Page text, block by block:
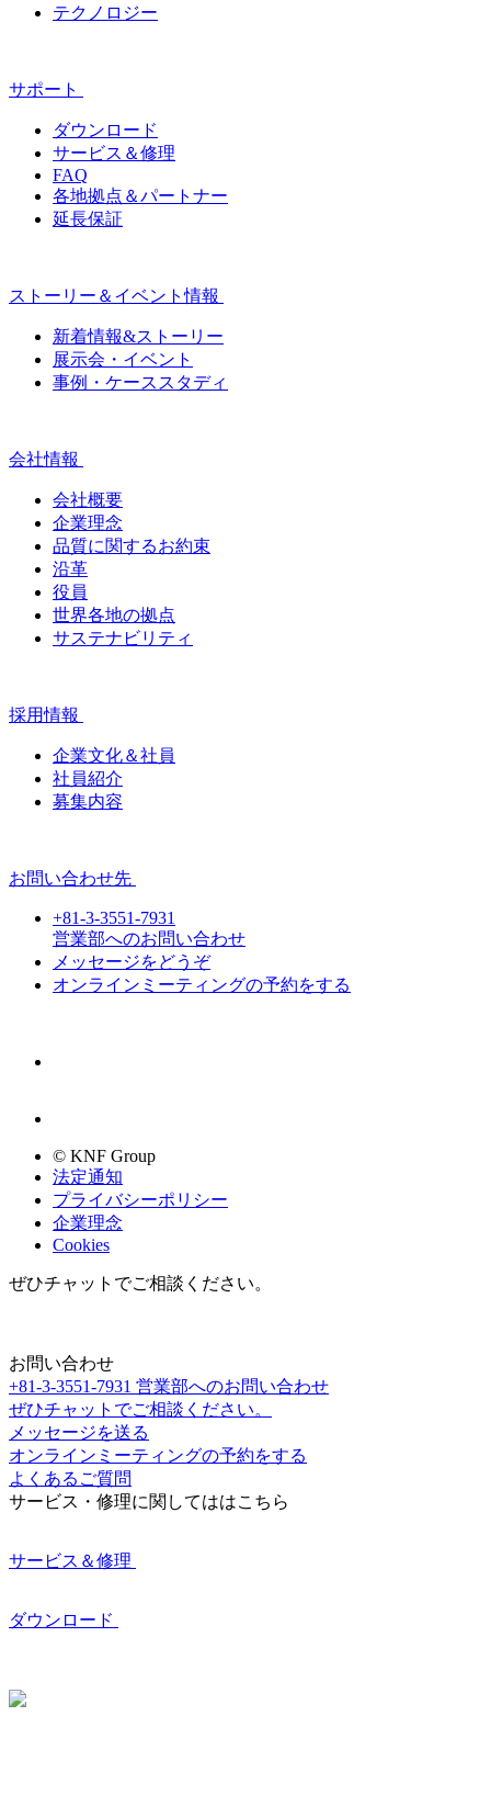
テクノロジー
サポート
ダウンロード
サービス＆修理
FAQ
各地拠点＆パートナー
延長保証
ストーリー＆イベント情報
新着情報&ストーリー
展示会・イベント
事例・ケーススタディ
会社情報
会社概要
企業理念
品質に関するお約束
沿革
役員
世界各地の拠点
サステナビリティ
採用情報
企業文化＆社員
社員紹介
募集内容
お問い合わせ先
+81-3-3551-7931
営業部へのお問い合わせ
メッセージをどうぞ
オンラインミーティングの予約をする
© KNF Group
法定通知
プライバシーポリシー
企業理念
Cookies
ぜひチャットでご相談ください。
お問い合わせ
+81-3-3551-7931 営業部へのお問い合わせ
ぜひチャットでご相談ください。
メッセージを送る
オンラインミーティングの予約をする
よくあるご質問
サービス・修理に関してははこちら
サービス＆修理
ダウンロード